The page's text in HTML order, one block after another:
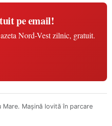
pe email!
Nord-Vest zilnic, gratuit.
Mare. Mașină lovită în parcare